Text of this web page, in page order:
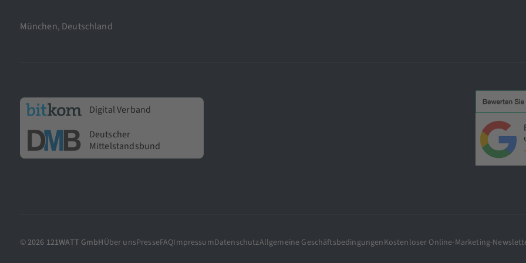
München, Deutschland
Digital Verband
Deutscher
Mittelstandsbund
© 2026 121WATT GmbHÜber unsPresseFAQImpressumDatenschutzAllgemeine GeschäftsbedingungenKostenloser Online-Marketing-